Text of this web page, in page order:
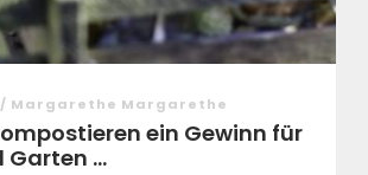
/ Margarethe Margarethe
ein Gewinn für
Garten ...